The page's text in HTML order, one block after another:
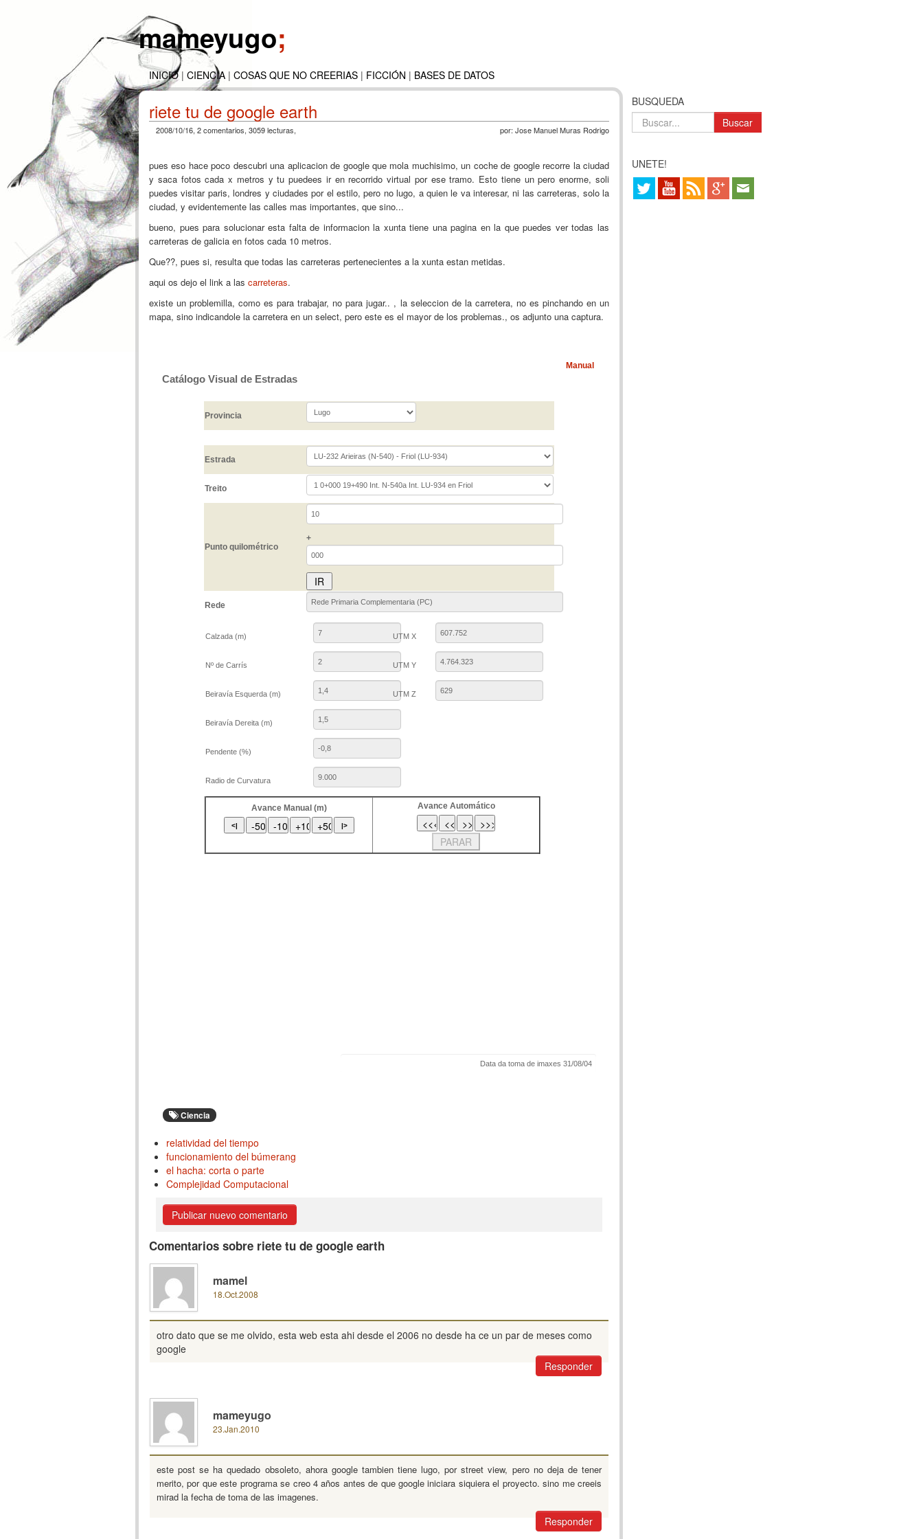
mameyugo;
INICIO| CIENCIA | COSAS QUE NO CREERIAS | FICCIÓN | BASES DE DATOS
riete tu de google earth
2008/10/16, 2 comentarios, 3059 lecturas, por: Jose Manuel Muras Rodrigo
pues eso hace poco descubri una aplicacion de google que mola muchisimo, un coche de google recorre la ciudad
y saca fotos cada x metros y tu puedees ir en recorrido virtual por ese tramo. Esto tiene un pero enorme, soli
puedes visitar paris, londres y ciudades por el estilo, pero no lugo, a quien le va interesar, ni las carreteras, solo la
ciudad, y evidentemente las calles mas importantes, que sino...
bueno, pues para solucionar esta falta de informacion la xunta tiene una pagina en la que puedes ver todas las
carreteras de galicia en fotos cada 10 metros.
Que??, pues si, resulta que todas las carreteras pertenecientes a la xunta estan metidas.
aqui os dejo el link a las carreteras.
existe un problemilla, como es para trabajar, no para jugar.. , la seleccion de la carretera, no es pinchando en un
mapa, sino indicandole la carretera en un select, pero este es el mayor de los problemas., os adjunto una captura.
Catálogo Visual de Estradas
Manual
Provincia
Estrada
Treito
Punto quilométrico
+
Rede
Calzada (m) UTM X
Nº de Carrís UTM Y
Beiravía Esquerda (m) UTM Z
Beiravía Dereita (m)
Pendente (%)
Radio de Curvatura
Avance Manual (m) Avance Automático
Ciencia
relatividad del tiempo
funcionamiento del búmerang
el hacha: corta o parte
Complejidad Computacional
Publicar nuevo comentario
Comentarios sobre riete tu de google earth
mamel
18.Oct.2008
otro dato que se me olvido, esta web esta ahi desde el 2006 no desde ha ce un par de meses como
google
Responder
mameyugo
23.Jan.2010
este post se ha quedado obsoleto, ahora google tambien tiene lugo, por street view, pero no deja de tener
merito, por que este programa se creo 4 años antes de que google iniciara siquiera el proyecto. sino me creeis
mirad la fecha de toma de las imagenes.
Responder
BUSQUEDA
Buscar
UNETE!